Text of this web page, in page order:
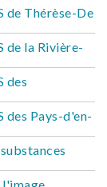
de Thérèse-De
de la Rivière-
des
des Pays-d'en-